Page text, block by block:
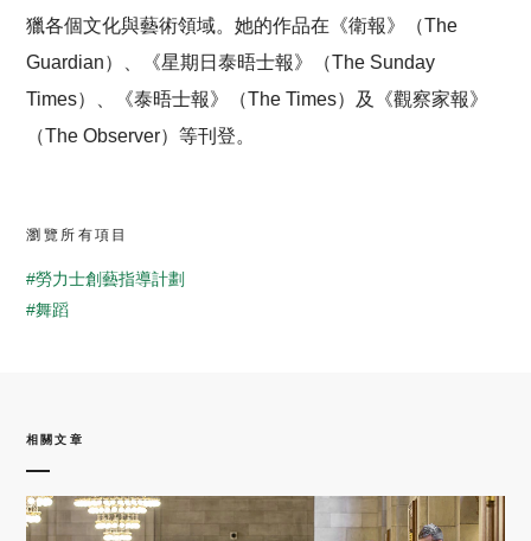
獵各個文化與藝術領域。她的作品在《衛報》（The
Guardian）、《星期日泰晤士報》（The Sunday
Times）、《泰晤士報》（The Times）及《觀察家報》
（The Observer）等刊登。
瀏覽所有項目
#勞力士創藝指導計劃
#舞蹈
相關文章